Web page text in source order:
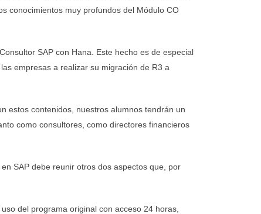
conocimientos muy profundos del Módulo CO
SAP con Hana. Este hecho es de especial
empresas a realizar su migración de R3 a
estos contenidos, nuestros alumnos tendrán un
como consultores, como directores financieros
SAP debe reunir otros dos aspectos que, por
del programa original con acceso 24 horas,